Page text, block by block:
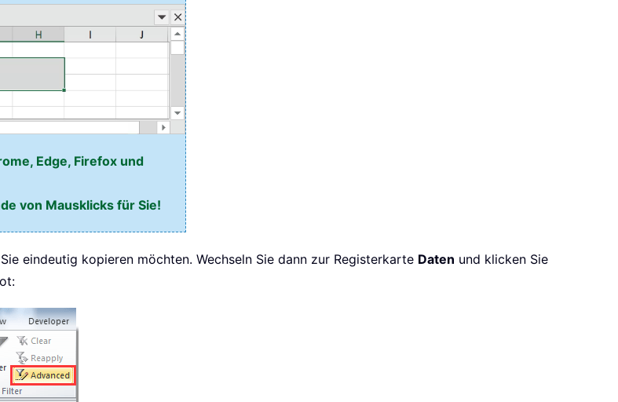
Edge, Firefox und
von Mausklicks für Sie!
eindeutig kopieren möchten. Wechseln Sie dann zur Registerkarte Daten und klicken Sie